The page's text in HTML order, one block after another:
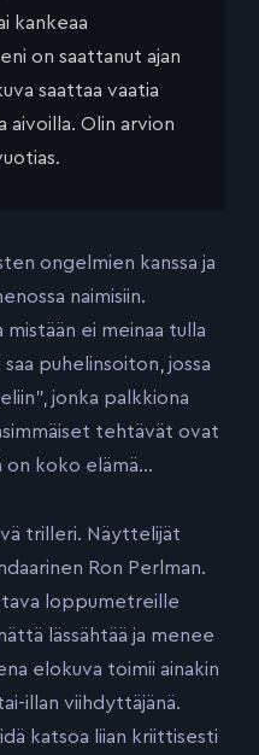
kankeaa
on saattanut ajan
saattaa vaatia
aivoilla. Olin arvion
ongelmien kanssa ja
naimisiin.
mistään ei meinaa tulla
puhelinsoiton, jossa
jonka palkkiona
tehtävät ovat
on koko elämä…
trilleri. Näyttelijät
Ron Perlman.
loppumetreille
lässähtää ja menee
elokuva toimii ainakin
illan viihdyttäjänä.
katsoa liian kriittisesti